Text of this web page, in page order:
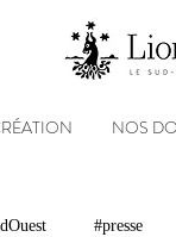
NOS
#presse